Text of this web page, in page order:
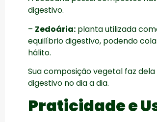
digestivo.
– Zedoária: planta utilizada
equilíbrio digestivo, podendo
hálito.
Sua composição vegetal faz
digestivo no dia a dia.
Praticidade e